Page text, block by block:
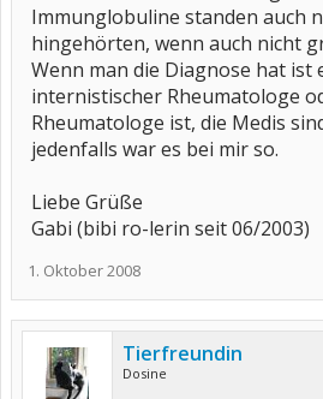
Immunglobuline standen auch
hingehörten, wenn auch nicht
Wenn man die Diagnose hat ist
internistischer Rheumatologe
Rheumatologe ist, die Medis
jedenfalls war es bei mir so.
Liebe Grüße
Gabi (bibi ro-lerin seit 06/2003)
1. Oktober 2008
Tierfreundin
Dosine